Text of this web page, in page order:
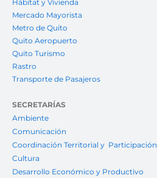
Hábitat y Vivienda
Mercado Mayorista
Metro de Quito
Quito Aeropuerto
Quito Turismo
Rastro
Transporte de Pasajeros
SECRETARÍAS
Ambiente
Comunicación
Coordinación Territorial y Participación
Cultura
Desarrollo Económico y Productivo